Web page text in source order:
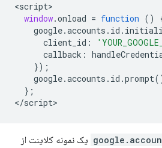
<script
window.onload = function ()
google.accounts . id .
client_id :
callback :
});
google.accounts . id .prompt
};
</script
یک نمونه کلاینت از